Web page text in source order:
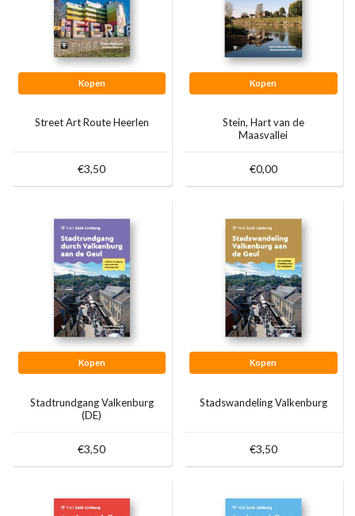
Kopen
Street Art Route Heerlen
€3,50
Kopen
Stein, Hart van de
Maasvallei
€0,00
Kopen
Stadtrundgang Valkenburg
(DE)
€3,50
Kopen
Stadswandeling Valkenburg
€3,50